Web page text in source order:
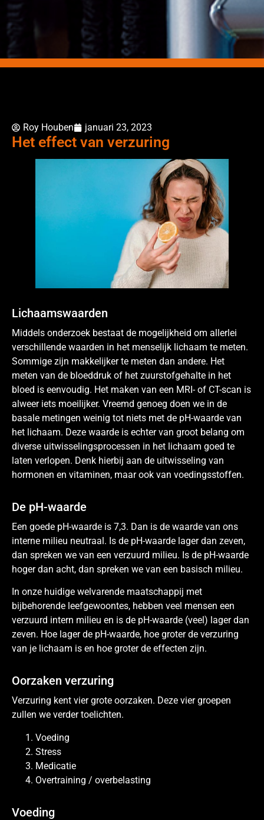
Roy Houben januari 23, 2023
Het effect van verzuring
Lichaamswaarden
Middels onderzoek bestaat de mogelijkheid om allerlei
verschillende waarden in het menselijk lichaam te meten.
Sommige zijn makkelijker te meten dan andere. Het
meten van de bloeddruk of het zuurstofgehalte in het
bloed is eenvoudig. Het maken van een MRI- of CT-scan is
alweer iets moeilijker. Vreemd genoeg doen we in de
basale metingen weinig tot niets met de pH-waarde van
het lichaam. Deze waarde is echter van groot belang om
diverse uitwisselingsprocessen in het lichaam goed te
laten verlopen. Denk hierbij aan de uitwisseling van
hormonen en vitaminen, maar ook van voedingsstoffen.
De pH-waarde
Een goede pH-waarde is 7,3. Dan is de waarde van ons
interne milieu neutraal. Is de pH-waarde lager dan zeven,
dan spreken we van een verzuurd milieu. Is de pH-waarde
hoger dan acht, dan spreken we van een basisch milieu.
In onze huidige welvarende maatschappij met
bijbehorende leefgewoontes, hebben veel mensen een
verzuurd intern milieu en is de pH-waarde (veel) lager dan
zeven. Hoe lager de pH-waarde, hoe groter de verzuring
van je lichaam is en hoe groter de effecten zijn.
Oorzaken verzuring
Verzuring kent vier grote oorzaken. Deze vier groepen
zullen we verder toelichten.
Voeding
Stress
Medicatie
Overtraining / overbelasting
Voeding